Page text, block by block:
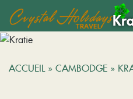
ACCUEIL» CAMBODGE »